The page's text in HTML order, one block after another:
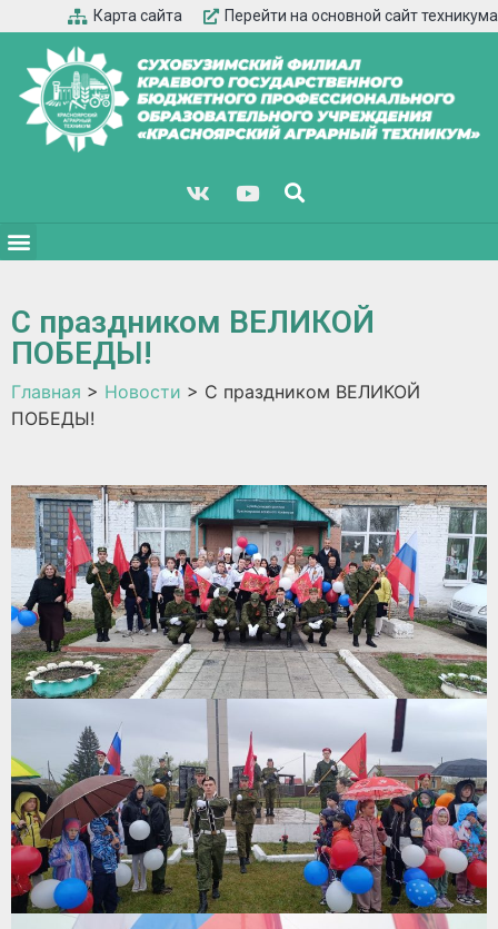
Карта сайта Перейти на основной сайт техникума
С праздником ВЕЛИКОЙ
ПОБЕДЫ!
Главная > Новости > С праздником ВЕЛИКОЙ
ПОБЕДЫ!